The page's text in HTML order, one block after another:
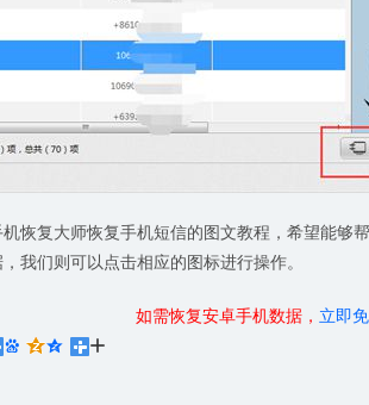
恢复大师恢复手机短信的图文教程，希望能够
我们则可以点击相应的图标进行操作。
如需恢复安卓手机数据， 立即
  